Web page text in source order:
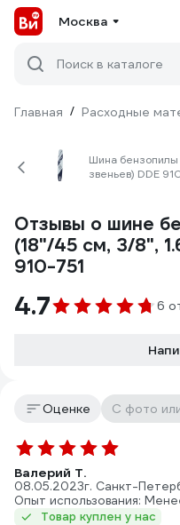
Москва
Поиск в каталоге
Главная / Расходные
Шина бензопилы
звеньев) DDE
Отзывы о шине
(18"/45 см, 3/8",
910-751
4.7 6
Оценке С фото
Валерий Т.
08.05.2023г. Санкт-
Опыт использования:
Товар куплен у нас